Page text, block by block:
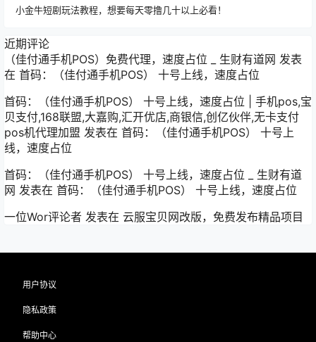
小金牛短剧玩法教程，想要每天零撸几十以上必看！
近期评论
（佳付通手机POS）免费代理，速度占位 _ 生财有道网 发表
在 首码：（佳付通手机POS） 十号上线，速度占位
首码：（佳付通手机POS） 十号上线，速度占位 | 手机pos,宝
贝支付,168联盟,大嘉购,汇开优店,商银信,创亿伙伴,无卡支付
pos机代理加盟 发表在 首码：（佳付通手机POS） 十号上
线，速度占位
首码：（佳付通手机POS） 十号上线，速度占位 _ 生财有道
网 发表在 首码：（佳付通手机POS） 十号上线，速度占位
一位Wor评论者 发表在 云服宝贝网改版，免费发布精品项目
用户协议
隐私政策
帮助中心